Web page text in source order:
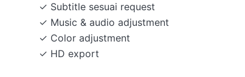
✓ Subtitle sesuai request
✓ Music & audio adjustment
✓ Color adjustment
✓ HD export